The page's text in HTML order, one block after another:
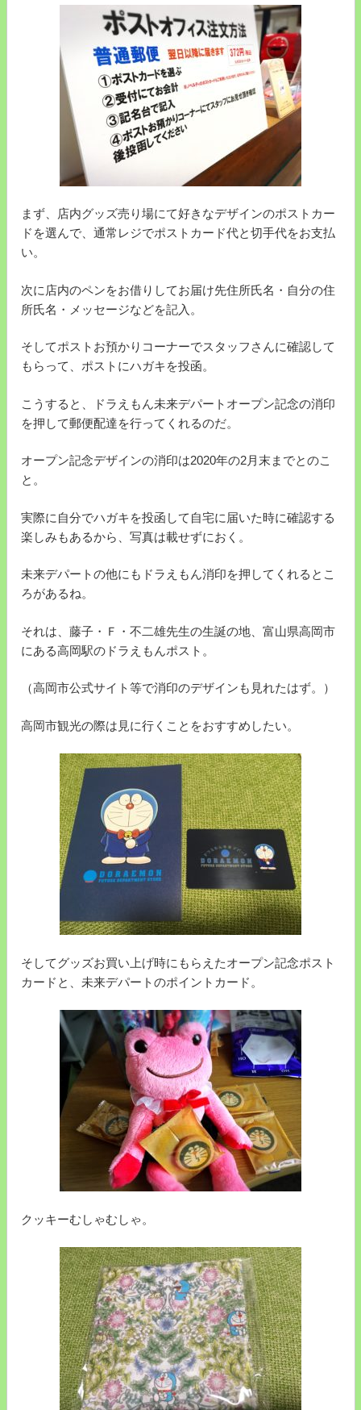
まず、店内グッズ売り場にて好きなデザインのポストカー
ドを選んで、通常レジでポストカード代と切手代をお支払
い。
次に店内のペンをお借りしてお届け先住所氏名・自分の住
所氏名・メッセージなどを記入。
そしてポストお預かりコーナーでスタッフさんに確認して
もらって、ポストにハガキを投函。
こうすると、ドラえもん未来デパートオープン記念の消印
を押して郵便配達を行ってくれるのだ。
オープン記念デザインの消印は2020年の2月末までとのこ
と。
実際に自分でハガキを投函して自宅に届いた時に確認する
楽しみもあるから、写真は載せずにおく。
未来デパートの他にもドラえもん消印を押してくれるとこ
ろがあるね。
それは、藤子・Ｆ・不二雄先生の生誕の地、富山県高岡市
にある高岡駅のドラえもんポスト。
（高岡市公式サイト等で消印のデザインも見れたはず。）
高岡市観光の際は見に行くことをおすすめしたい。
そしてグッズお買い上げ時にもらえたオープン記念ポスト
カードと、未来デパートのポイントカード。
クッキーむしゃむしゃ。